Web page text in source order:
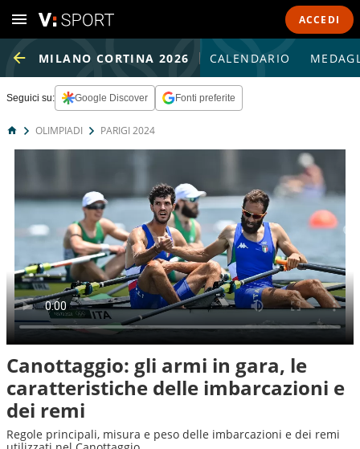
ACCEDI
MILANO CORTINA 2026 CALENDARIO
Seguici su: Google Discover Fonti preferite
OLIMPIADI PARIGI 2024
Canottaggio: gli armi in gara, le
caratteristiche delle imbarcazioni e
dei remi
Regole principali, misura e peso delle imbarcazioni e dei remi